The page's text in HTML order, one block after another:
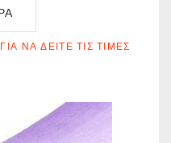
ΝΑ ΔΕΊΤΕ ΤΙΣ ΤΙΜΈΣ